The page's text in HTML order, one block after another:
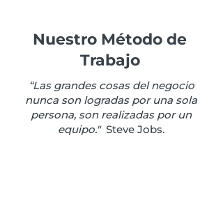
Nuestro Método de
Trabajo
“Las grandes cosas del negocio
nunca son logradas por una sola
persona, son realizadas por un
equipo." Steve Jobs.